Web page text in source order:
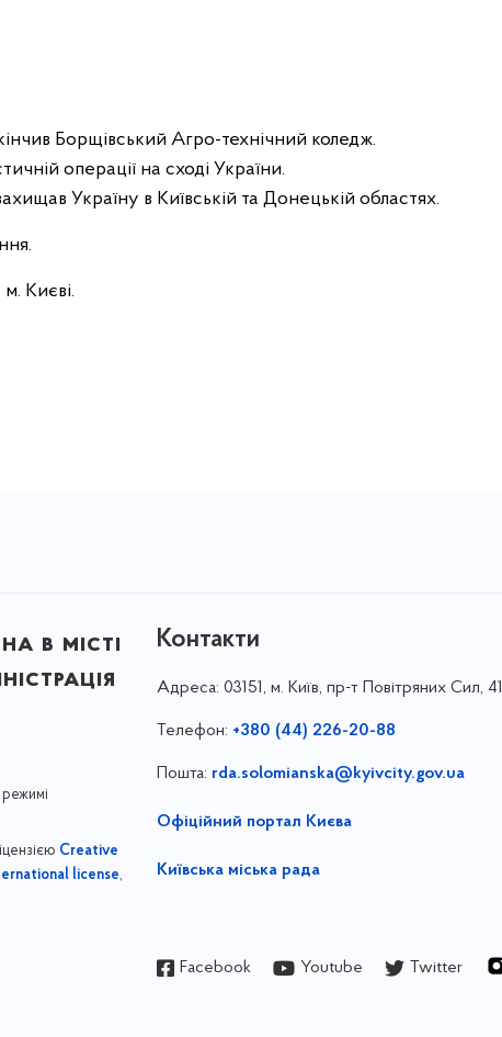
Борщівський Агро-технічний коледж.
операції на сході України.
Україну в Київській та Донецькій областях.
Києві.
в місті
Creative
license,
Контакти
Адреса: 03151, м. Київ, пр-т Повітряних Сил, 41
Телефон: +380 (44) 226-20-88
Пошта: rda.solomianska@kyivcity.gov.ua
Офіційний портал Києва
Київська міська рада
Facebook Youtube Twitter